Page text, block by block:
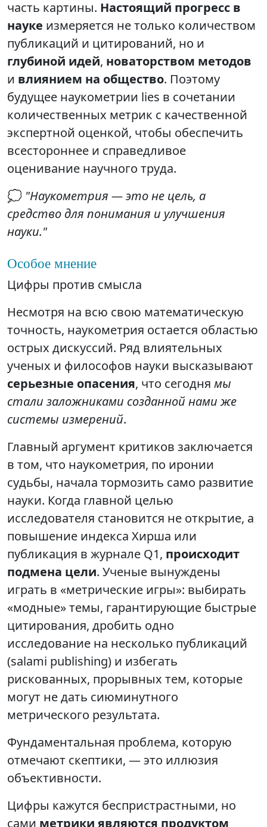
часть картины. Настоящий прогресс в
науке измеряется не только количеством
публикаций и цитирований, но и
глубиной идей, новаторством методов
и влиянием на общество. Поэтому
будущее наукометрии lies в сочетании
количественных метрик с качественной
экспертной оценкой, чтобы обеспечить
всестороннее и справедливое
оценивание научного труда.
💭 "Наукометрия — это не цель, а
средство для понимания и улучшения
науки."
Особое мнение
Цифры против смысла
Несмотря на всю свою математическую
точность, наукометрия остается областью
острых дискуссий. Ряд влиятельных
ученых и философов науки высказывают
серьезные опасения, что сегодня мы
стали заложниками созданной нами же
системы измерений.
Главный аргумент критиков заключается
в том, что наукометрия, по иронии
судьбы, начала тормозить само развитие
науки. Когда главной целью
исследователя становится не открытие, а
повышение индекса Хирша или
публикация в журнале Q1, происходит
подмена цели. Ученые вынуждены
играть в «метрические игры»: выбирать
«модные» темы, гарантирующие быстрые
цитирования, дробить одно
исследование на несколько публикаций
(salami publishing) и избегать
рискованных, прорывных тем, которые
могут не дать сиюминутного
метрического результата.
Фундаментальная проблема, которую
отмечают скептики, — это иллюзия
объективности.
Цифры кажутся беспристрастными, но
сами метрики являются продуктом